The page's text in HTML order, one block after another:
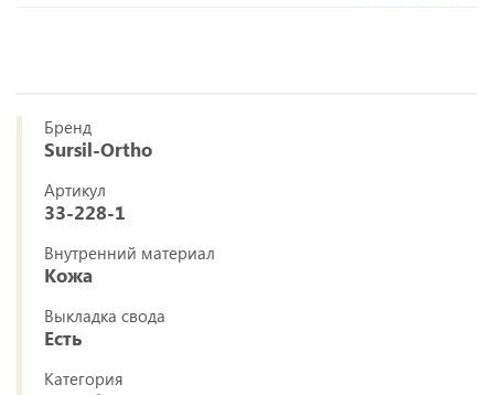
Бренд
Sursil-Ortho
Артикул
33-228-1
Внутренний материал
Кожа
Выкладка свода
Есть
Категория